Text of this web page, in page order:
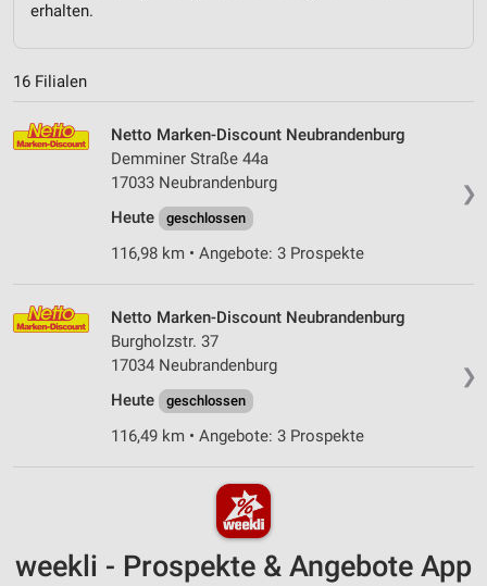
erhalten.
16 Filialen
❯
Netto Marken-Discount Neubrandenburg
Demminer Straße 44a
17033 Neubrandenburg
Heute
geschlossen
116,98 km • Angebote: 3 Prospekte
❯
Netto Marken-Discount Neubrandenburg
Burgholzstr. 37
17034 Neubrandenburg
Heute
geschlossen
116,49 km • Angebote: 3 Prospekte
weekli - Prospekte & Angebote App